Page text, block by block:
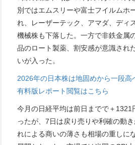
別ではエムスリーや富士フイルムホ
れ、レーザーテック、アマダ、ディ
機械株も下落した。一方で非鉄金属
品のロート製薬、割安感が意識され
いが入った。
2026年の日本株は地固めから一段
有料版レポート閲覧はこちら
今月の日経平均は前日までで＋1321
ったが、7日は戻り売りや利確の動
れによる商いの薄さも相場の重しに